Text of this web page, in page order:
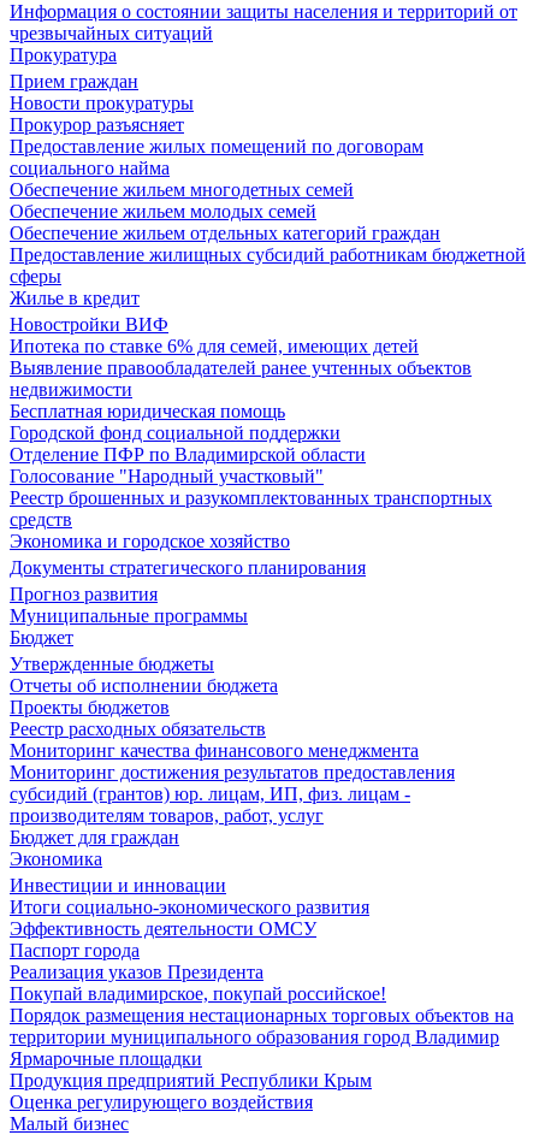
Информация о состоянии защиты населения и территорий от
чрезвычайных ситуаций
Прокуратура
Прием граждан
Новости прокуратуры
Прокурор разъясняет
Предоставление жилых помещений по договорам
социального найма
Обеспечение жильем многодетных семей
Обеспечение жильем молодых семей
Обеспечение жильем отдельных категорий граждан
Предоставление жилищных субсидий работникам бюджетной
сферы
Жилье в кредит
Новостройки ВИФ
Ипотека по ставке 6% для семей, имеющих детей
Выявление правообладателей ранее учтенных объектов
недвижимости
Бесплатная юридическая помощь
Городской фонд социальной поддержки
Отделение ПФР по Владимирской области
Голосование "Народный участковый"
Реестр брошенных и разукомплектованных транспортных
средств
Экономика и городское хозяйство
Документы стратегического планирования
Прогноз развития
Муниципальные программы
Бюджет
Утвержденные бюджеты
Отчеты об исполнении бюджета
Проекты бюджетов
Реестр расходных обязательств
Мониторинг качества финансового менеджмента
Мониторинг достижения результатов предоставления
субсидий (грантов) юр. лицам, ИП, физ. лицам -
производителям товаров, работ, услуг
Бюджет для граждан
Экономика
Инвестиции и инновации
Итоги социально-экономического развития
Эффективность деятельности ОМСУ
Паспорт города
Реализация указов Президента
Покупай владимирское, покупай российское!
Порядок размещения нестационарных торговых объектов на
территории муниципального образования город Владимир
Ярмарочные площадки
Продукция предприятий Республики Крым
Оценка регулирующего воздействия
Малый бизнес